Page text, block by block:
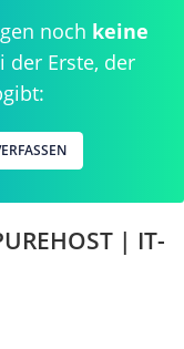
noch keine
der Erste, der
| IT-